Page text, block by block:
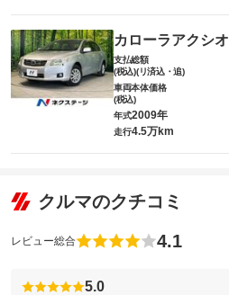
カローラアクシオ
支払総額
(税込)(リ済込・追)
車両本体価格
(税込)
年式2009年
走行4.5万km
クルマのクチコミ
レビュー総合 4.1
5.0